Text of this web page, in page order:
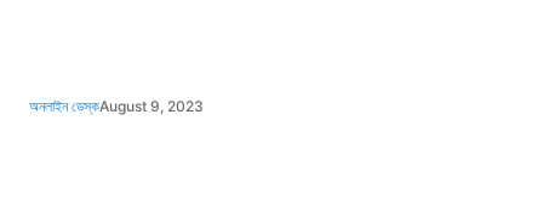
অনলাইন ডেস্কAugust 9, 2023